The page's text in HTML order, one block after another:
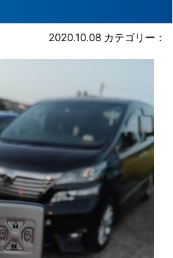
2020.10.08 カテゴリー：